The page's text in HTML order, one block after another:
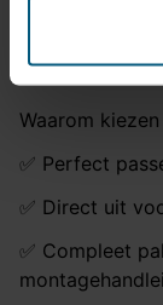
kabelset.
Waarom
✅ Perfect
✅ Direct uit
✅ Compleet